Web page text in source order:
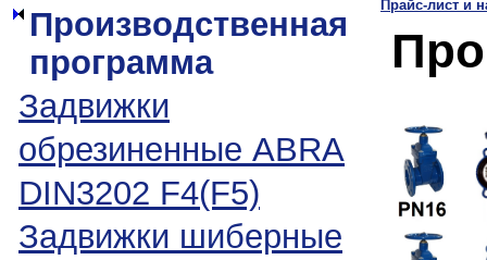
Производственная
программа
Задвижки
обрезиненные ABRA
DIN3202 F4(F5)
Задвижки шиберные
Прайс-лист и